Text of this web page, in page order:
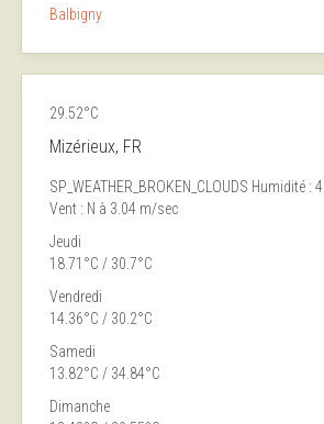
Balbigny
29.52°C
Mizérieux, FR
SP_WEATHER_BROKEN_CLOUDS Humidité :
Vent : N à 3.04 m/sec
Jeudi
18.71°C / 30.7°C
Vendredi
14.36°C / 30.2°C
Samedi
13.82°C / 34.84°C
Dimanche